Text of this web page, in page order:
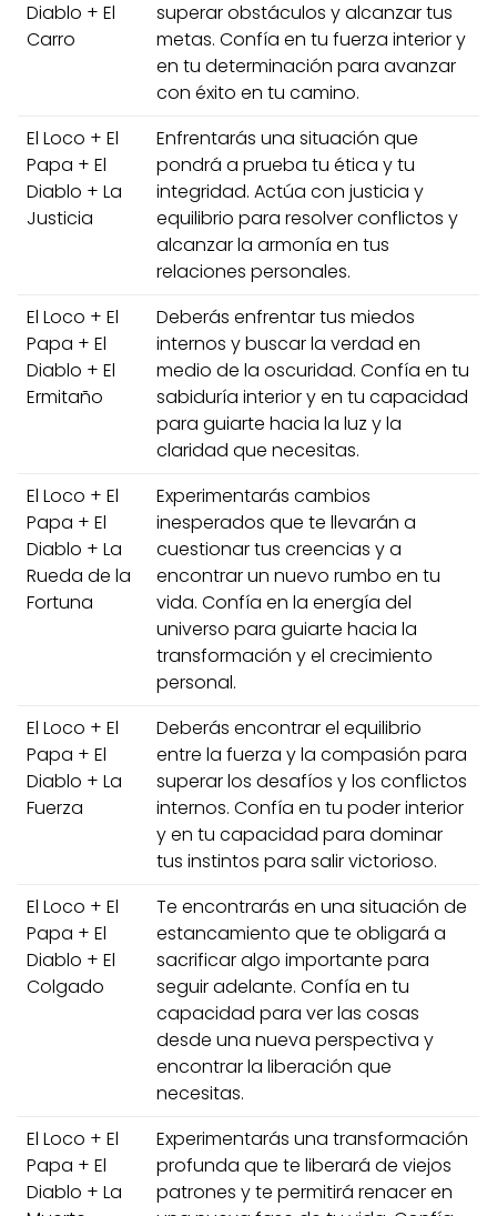
Diablo + El
Carro
superar obstáculos y alcanzar tus
metas. Confía en tu fuerza interior y
en tu determinación para avanzar
con éxito en tu camino.
El Loco + El
Papa + El
Diablo + La
Justicia
Enfrentarás una situación que
pondrá a prueba tu ética y tu
integridad. Actúa con justicia y
equilibrio para resolver conflictos y
alcanzar la armonía en tus
relaciones personales.
El Loco + El
Papa + El
Diablo + El
Ermitaño
Deberás enfrentar tus miedos
internos y buscar la verdad en
medio de la oscuridad. Confía en tu
sabiduría interior y en tu capacidad
para guiarte hacia la luz y la
claridad que necesitas.
El Loco + El
Papa + El
Diablo + La
Rueda de la
Fortuna
Experimentarás cambios
inesperados que te llevarán a
cuestionar tus creencias y a
encontrar un nuevo rumbo en tu
vida. Confía en la energía del
universo para guiarte hacia la
transformación y el crecimiento
personal.
El Loco + El
Papa + El
Diablo + La
Fuerza
Deberás encontrar el equilibrio
entre la fuerza y la compasión para
superar los desafíos y los conflictos
internos. Confía en tu poder interior
y en tu capacidad para dominar
tus instintos para salir victorioso.
El Loco + El
Papa + El
Diablo + El
Colgado
Te encontrarás en una situación de
estancamiento que te obligará a
sacrificar algo importante para
seguir adelante. Confía en tu
capacidad para ver las cosas
desde una nueva perspectiva y
encontrar la liberación que
necesitas.
El Loco + El
Papa + El
Diablo + La
Experimentarás una transformación
profunda que te liberará de viejos
patrones y te permitirá renacer en